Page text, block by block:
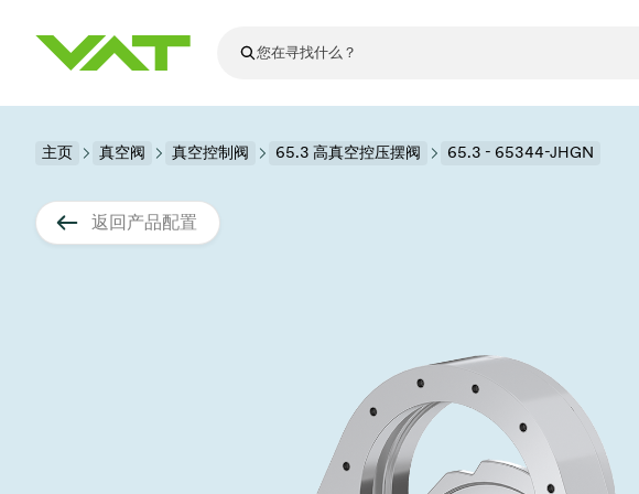
最新资讯 查看所有新闻
9月 2, 2026 活动新闻
精准创新、赋能未来 ⸺
关于VAT
真空阀
VAT真空闸阀
VAT角阀、内联式或圆柱式真空阀
真空蝶阀
真空摆阀
真空模块
基质转移
半导体无尘系统
溅射
薄膜封装(CVD)
OLED蒸发
科学仪器和医学
涂层
行业
真空运输
电池生产
晶体生长
发电
半导体无尘系统
高能物理学
标准维修服务
固定价格翻新服务
VAT服务中心
Shares and debt
公司治理
General Meeting
Event calendar
主页 真空阀 真空控制阀 65.3 高真空控压摆阀 65.3 - 65344-JHGN
返回产品配置